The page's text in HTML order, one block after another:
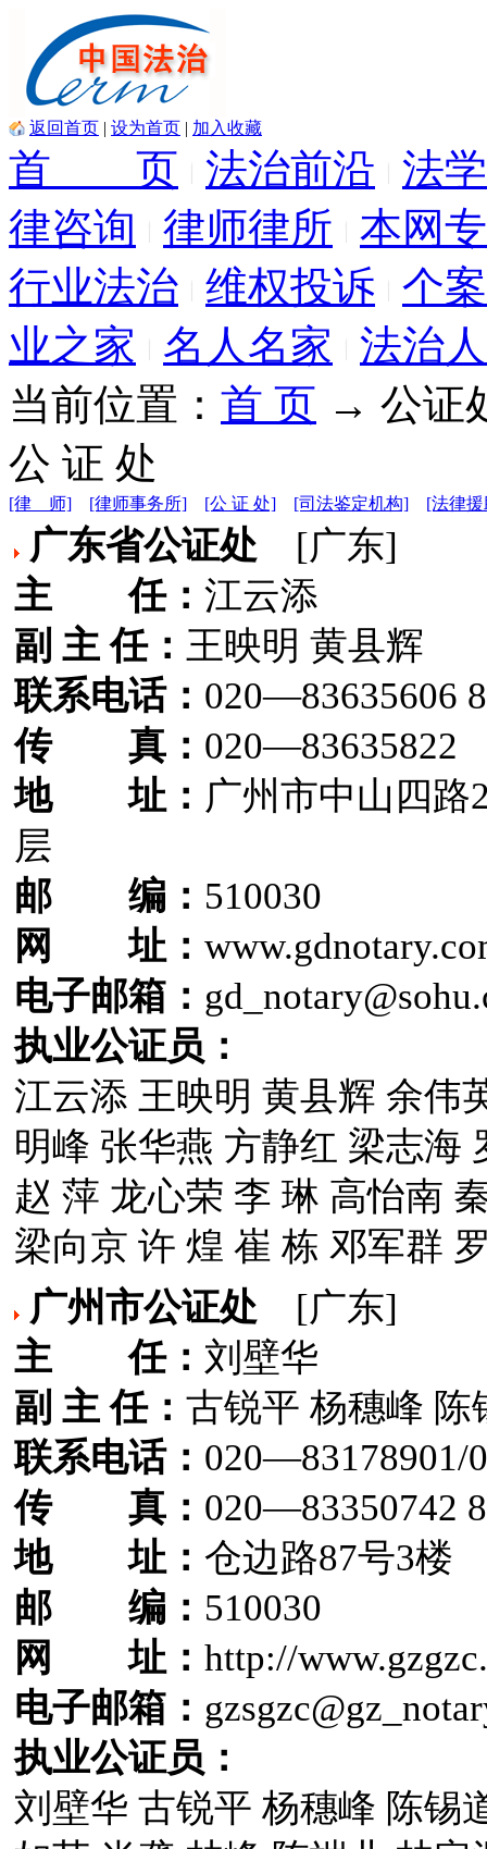
返回首页 | 设为首页 | 加入收藏
首 页 法治前沿
法
律咨询
律师律所
本网
行业法治 维权投诉
个
业之家
名人名家
法治
当前位置： 首 页 → 公证
公 证 处
[律 师] [律师事务所] [公 证 处] [司法鉴定机构] [法律
广东省公证处 [广东]
主 任： 江云添
副 主 任： 王映明 黄县辉
联系电话： 020—83635606
传 真： 020—83635822
地 址： 广州市中山四路
层
邮 编： 510030
网 址：
电子邮箱：
执业公证员：
江云添 王映明 黄县辉 余伟
明峰 张华燕 方静红 梁志海
赵 萍 龙心荣 李 琳 高怡南
梁向京 许 煌 崔 栋 邓军群
广州市公证处 [广东]
主 任： 刘壁华
副 主 任： 古锐平 杨穗峰 陈
联系电话： 020—83178901/
传 真： 020—83350742
地 址： 仓边路87号3楼
邮 编： 510030
网 址： http://
电子邮箱：
执业公证员：
刘壁华 古锐平 杨穗峰 陈锡